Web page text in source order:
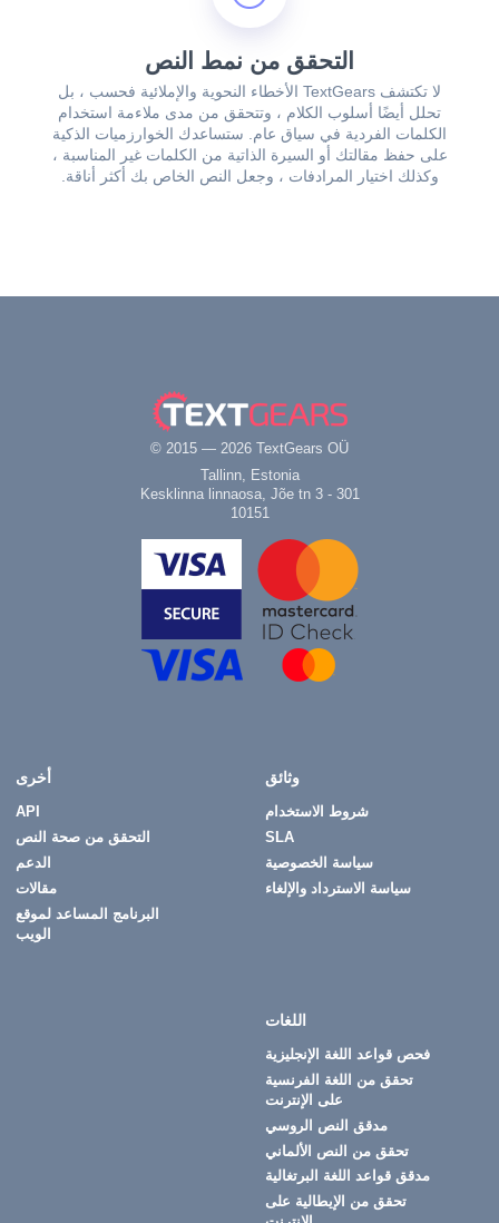
التحقق من نمط النص
لا تكتشف TextGears الأخطاء النحوية والإملائية فحسب ، بل
تحلل أيضًا أسلوب الكلام ، وتتحقق من مدى ملاءمة استخدام
الكلمات الفردية في سياق عام. ستساعدك الخوارزميات الذكية
على حفظ مقالتك أو السيرة الذاتية من الكلمات غير المناسبة ،
وكذلك اختيار المرادفات ، وجعل النص الخاص بك أكثر أناقة.
© 2015 — 2026 TextGears OÜ
Tallinn, Estonia
Kesklinna linnaosa, Jõe tn 3 - 301
10151
وثائق
شروط الاستخدام
SLA
سياسة الخصوصية
سياسة الاسترداد والإلغاء
أخرى
API
التحقق من صحة النص
الدعم
مقالات
البرنامج المساعد لموقع
الويب
اللغات
فحص قواعد اللغة الإنجليزية
تحقق من اللغة الفرنسية
على الإنترنت
مدقق النص الروسي
تحقق من النص الألماني
مدقق قواعد اللغة البرتغالية
تحقق من الإيطالية على